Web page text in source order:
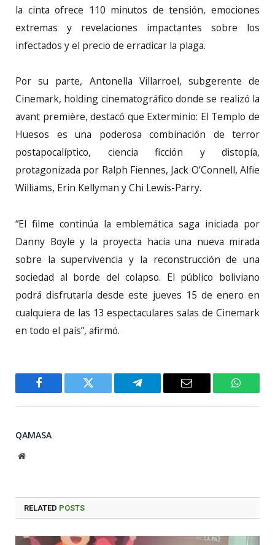
la cinta ofrece 110 minutos de tensión, emociones
extremas y revelaciones impactantes sobre los
infectados y el precio de erradicar la plaga.
Por su parte, Antonella Villarroel, subgerente de
Cinemark, holding cinematográfico donde se realizó la
avant première, destacó que Exterminio: El Templo de
Huesos es una poderosa combinación de terror
postapocalíptico, ciencia ficción y distopía,
protagonizada por Ralph Fiennes, Jack O’Connell, Alfie
Williams, Erin Kellyman y Chi Lewis-Parry.
“El filme continúa la emblemática saga iniciada por
Danny Boyle y la proyecta hacia una nueva mirada
sobre la supervivencia y la reconstrucción de una
sociedad al borde del colapso. El público boliviano
podrá disfrutarla desde este jueves 15 de enero en
cualquiera de las 13 espectaculares salas de Cinemark
en todo el país”, afirmó.
Facebook Twitter Telegram Email
QAMASA
Website
RELATED POSTS